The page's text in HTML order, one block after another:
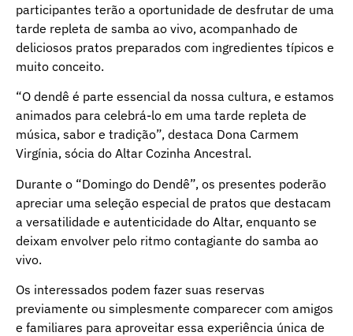
participantes terão a oportunidade de desfrutar de uma
tarde repleta de samba ao vivo, acompanhado de
deliciosos pratos preparados com ingredientes típicos e
muito conceito.
“O dendê é parte essencial da nossa cultura, e estamos
animados para celebrá-lo em uma tarde repleta de
música, sabor e tradição”, destaca Dona Carmem
Virgínia, sócia do Altar Cozinha Ancestral.
Durante o “Domingo do Dendê”, os presentes poderão
apreciar uma seleção especial de pratos que destacam
a versatilidade e autenticidade do Altar, enquanto se
deixam envolver pelo ritmo contagiante do samba ao
vivo.
Os interessados podem fazer suas reservas
previamente ou simplesmente comparecer com amigos
e familiares para aproveitar essa experiência única de